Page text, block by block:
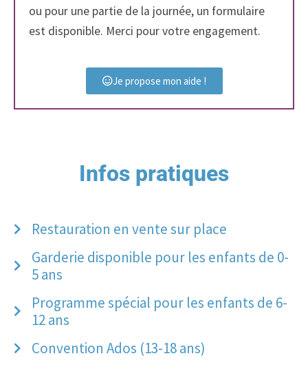
ou pour une partie de la journée, un formulaire
est disponible. Merci pour votre engagement.
Je propose mon aide !
Infos pratiques
Restauration en vente sur place
Garderie disponible pour les enfants de 0-
5 ans
Programme spécial pour les enfants de 6-
12 ans
Convention Ados (13-18 ans)